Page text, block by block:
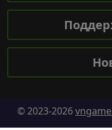
© 2023-2026